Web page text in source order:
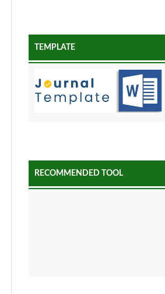
TEMPLATE
RECOMMENDED TOOL